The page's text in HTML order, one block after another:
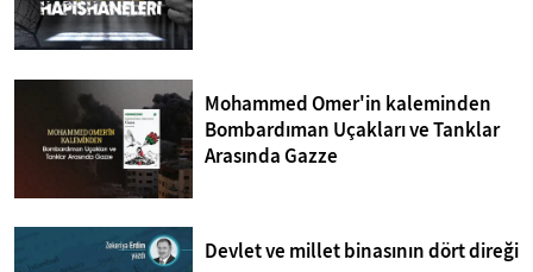
Mohammed Omer'in kaleminden
Bombardıman Uçakları ve Tanklar
Arasında Gazze
Devlet ve millet binasının dört direği